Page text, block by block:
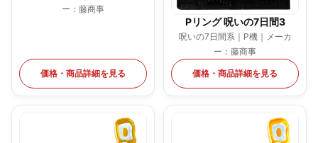
ー：藤商事
価格・商品詳細を見る
Pリング 呪いの7日間3
呪いの7日間系｜P機｜メーカ
ー：藤商事
価格・商品詳細を見る